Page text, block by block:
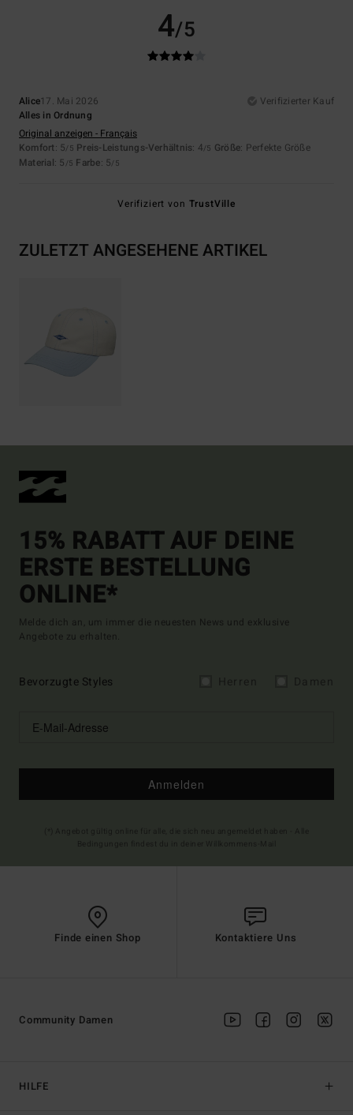
4/5
Alice17. Mai 2026
Verifizierter Kauf
Alles in Ordnung
Original anzeigen - Français
Komfort: 5/5 Preis-Leistungs-Verhältnis: 4/5 Größe: Perfekte Größe
Material: 5 /5 Farbe: 5/5
Verifiziert von TrustVille
ZULETZT ANGESEHENE ARTIKEL
15% RABATT AUF DEINE
ERSTE BESTELLUNG
ONLINE*
Melde dich an, um immer die neuesten News und exklusive
Angebote zu erhalten.
Bevorzugte Styles
Anmelden
Finde einen Shop Kontaktiere Uns
HILFE
Community Damen